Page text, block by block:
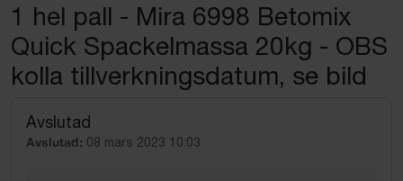
1 hel pall - Mira 6998 Betomix
Quick Spackelmassa 20kg - OBS
kolla tillverkningsdatum, se bild
Avslutad
Avslutad: 08 mars 2023 10:03